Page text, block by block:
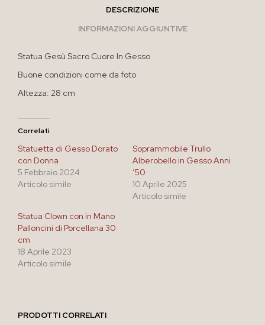
DESCRIZIONE
INFORMAZIONI AGGIUNTIVE
Statua Gesù Sacro Cuore In Gesso
Buone condizioni come da foto
Altezza: 28 cm
Correlati
Statuetta di Gesso Dorato
con Donna
5 Febbraio 2024
Articolo simile
Soprammobile Trullo
Alberobello in Gesso Anni
’50
10 Aprile 2025
Articolo simile
Statua Clown con in Mano
Palloncini di Porcellana 30
cm
18 Aprile 2023
Articolo simile
PRODOTTI CORRELATI